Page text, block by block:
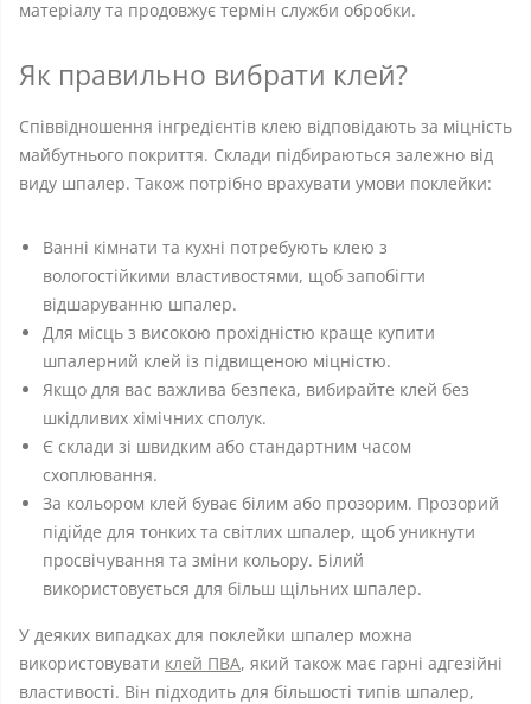
матеріалу та продовжує термін служби обробки.
Як правильно вибрати клей?
Співвідношення інгредієнтів клею відповідають за міцність
майбутнього покриття. Склади підбираються залежно від
виду шпалер. Також потрібно врахувати умови поклейки:
Ванні кімнати та кухні потребують клею з
вологостійкими властивостями, щоб запобігти
відшаруванню шпалер.
Для місць з високою прохідністю краще купити
шпалерний клей із підвищеною міцністю.
Якщо для вас важлива безпека, вибирайте клей без
шкідливих хімічних сполук.
Є склади зі швидким або стандартним часом
схоплювання.
За кольором клей буває білим або прозорим. Прозорий
підійде для тонких та світлих шпалер, щоб уникнути
просвічування та зміни кольору. Білий
використовується для більш щільних шпалер.
У деяких випадках для поклейки шпалер можна
використовувати клей ПВА, який також має гарні адгезійні
властивості. Він підходить для більшості типів шпалер,